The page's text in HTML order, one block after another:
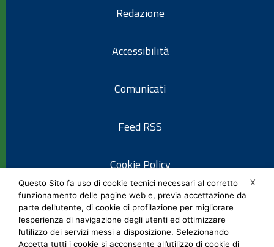
Redazione
Accessibilità
Comunicati
Feed RSS
Cookie Policy
Informativa privacy
Note legali
X
Questo Sito fa uso di cookie tecnici necessari al corretto
funzionamento delle pagine web e, previa accettazione da
parte dell’utente, di cookie di profilazione per migliorare
l’esperienza di navigazione degli utenti ed ottimizzare
l’utilizzo dei servizi messi a disposizione. Selezionando
Accetta tutti i cookie si acconsente all’utilizzo di cookie di